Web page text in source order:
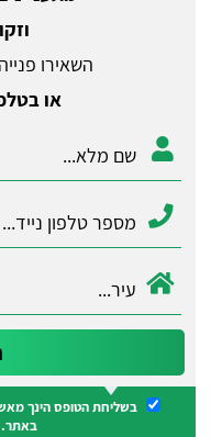
השאירו
או
בשליחת הטופס הינך
באתר.